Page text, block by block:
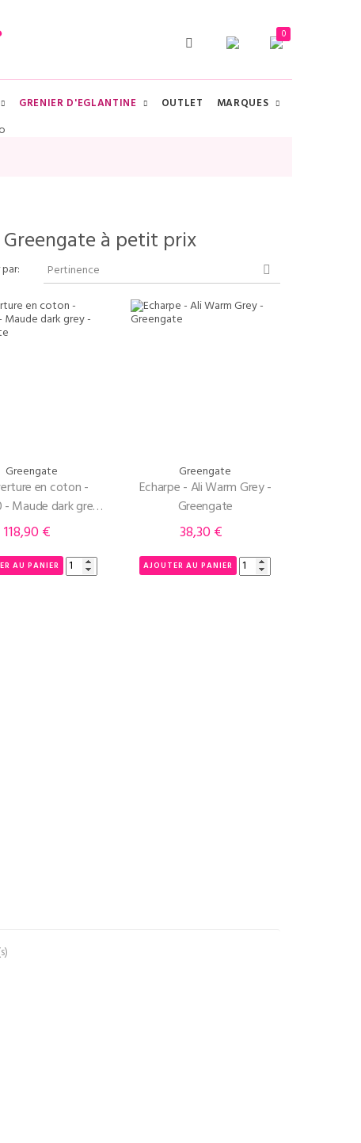
0
GRENIER D'EGLANTINE OUTLET MARQUES
Pertinence 
Greengate
en coton -
Maude dark grey -
Greengate
Prix
118,90 €
AU PANIER
Greengate
Echarpe - Ali Warm Grey -
Greengate
Prix
38,30 €
AJOUTER AU PANIER